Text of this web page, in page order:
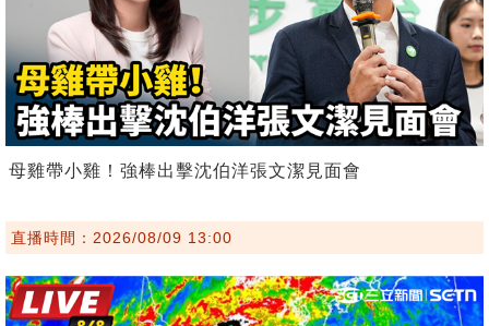
母雞帶小雞！強棒出擊沈伯洋張文潔見面會
直播時間：2026/08/09 13:00